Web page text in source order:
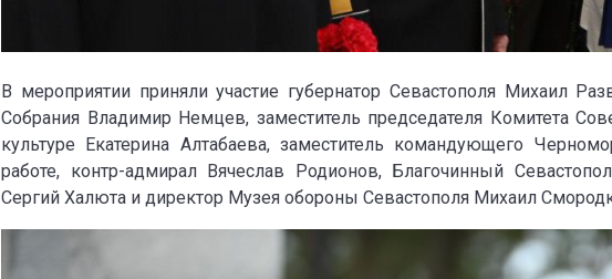
В мероприятии приняли участие губернатор Севастополя Михаил
Собрания Владимир Немцев, заместитель председателя Комитета
культуре Екатерина Алтабаева, заместитель командующего
работе, контр-адмирал Вячеслав Родионов, Благочинный
Сергий Халюта и директор Музея обороны Севастополя Михаил